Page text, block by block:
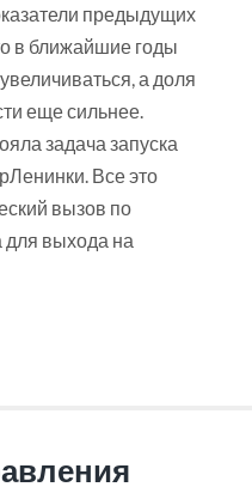
предыдущих
в ближайшие годы
а доля
еще сильнее.
задача запуска
Все это
вызов по
выхода на